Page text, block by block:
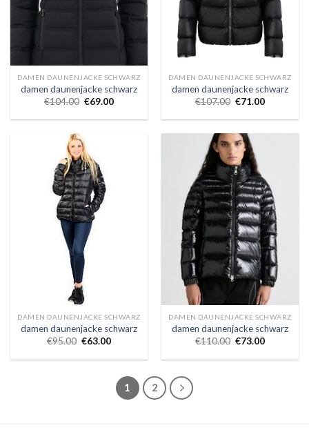
DAMEN DAUNENJACKE SCHWARZ
damen daunenjacke schwarz
€104.00 €69.00
DAMEN DAUNENJACKE SCHWARZ
damen daunenjacke schwarz
€107.00 €71.00
DAMEN DAUNENJACKE SCHWARZ
damen daunenjacke schwarz
€95.00 €63.00
DAMEN DAUNENJACKE SCHWARZ
damen daunenjacke schwarz
€110.00 €73.00
1 2